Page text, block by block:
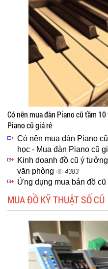
Có nên mua đàn Piano cũ tầm
Piano cũ giá rẻ
Có nên mua đàn Piano
học - Mua đàn Piano cũ
Kinh doanh đồ cũ ý
văn phòng
4383
Ứng dụng mua bán đồ cũ
MUA ĐỒ KỸ THUẬT SỐ CŨ